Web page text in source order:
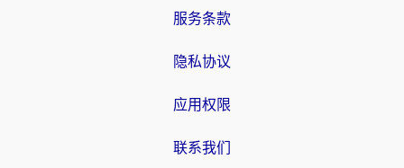
服务条款
隐私协议
应用权限
联系我们